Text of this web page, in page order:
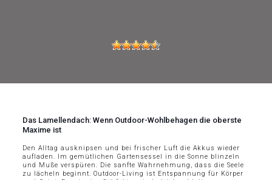
Das Lamellendach: Wenn Outdoor-Wohlbehagen die oberste
Maxime ist
Den Alltag ausknipsen und bei frischer Luft die Akkus wieder
aufladen. Im gemütlichen Gartensessel in die Sonne blinzeln
und Muße verspüren. Die sanfte Wahrnehmung, dass die Seele
zu lächeln beginnt. Outdoor-Living ist Entspannung für Körper